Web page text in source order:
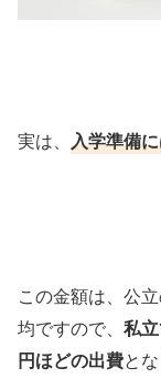
実は、入学準備
この金額は、公
均ですので、私
円ほどの出費とな